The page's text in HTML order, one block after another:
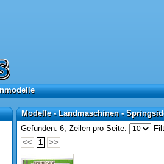
Modelle - Landmaschinen -
Modelle - Landmaschinen -
Gefunden: 6; Zeilen pro Seite:
<<
1 >>